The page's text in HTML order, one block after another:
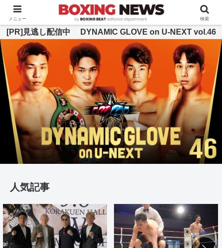
BOXING BEAT [ボクシング・ビート] 公式サイト
[PR]見逃し配信中 DYNAMIC GLOVE on U-NEXT vol.46
人気記事
メニュー 検索